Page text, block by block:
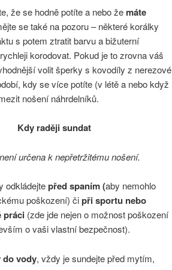
že se hodně potíte a nebo že máte
se také na pozoru – některé korálky
s potem ztratit barvu a bižuterní
korodovat. Pokud je to zrovna váš
volit šperky s kovodíly z nerezové
kdy se více potíte (v létě a nebo když
nošení náhrdelníků.
Kdy raději sundat
není určena k nepřetržitému nošení.
odkládejtepřed spaním (aby nemohlo
poškození) čipři sportu nebo
práci (zde jde nejen o možnost poškození
o vaši vlastní bezpečnost).
do vody, vždy je sundejte před mytím,